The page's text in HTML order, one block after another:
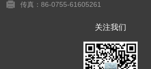
传真：86-0755-61605261
关注我们